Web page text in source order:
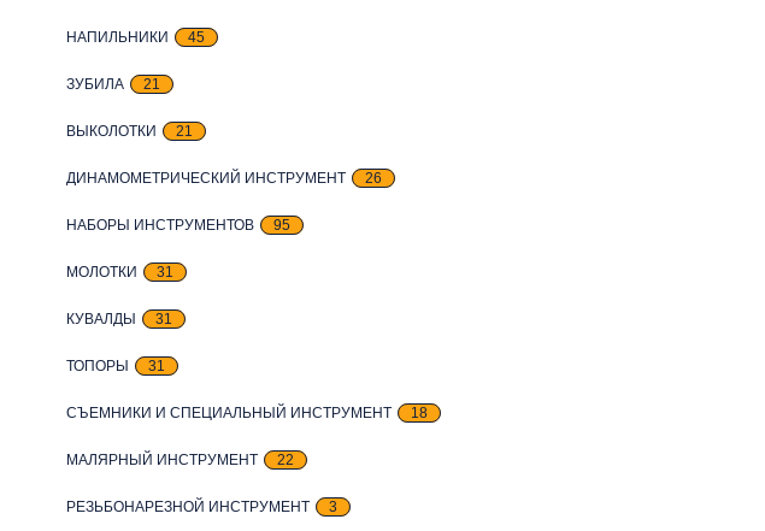
НАПИЛЬНИКИ 45
ЗУБИЛА 21
ВЫКОЛОТКИ 21
ДИНАМОМЕТРИЧЕСКИЙ ИНСТРУМЕНТ 26
НАБОРЫ ИНСТРУМЕНТОВ 95
МОЛОТКИ 31
КУВАЛДЫ 31
ТОПОРЫ 31
СЪЕМНИКИ И СПЕЦИАЛЬНЫЙ ИНСТРУМЕНТ 18
МАЛЯРНЫЙ ИНСТРУМЕНТ 22
РЕЗЬБОНАРЕЗНОЙ ИНСТРУМЕНТ 3